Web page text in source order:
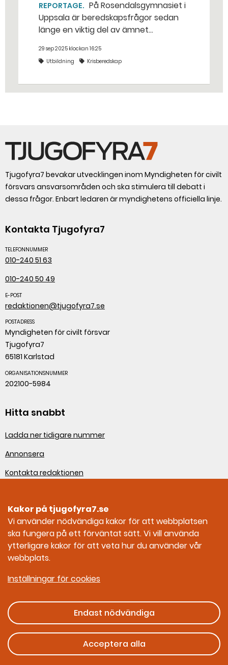
REPORTAGE
Uppsala är beredskapsfrågor sedan
länge en viktig del av ämnet
att inkludera ungdomarna i
totalförsvaret och skapa tillit och
försvarsvilja, säger läraren Karolina
29 sep 2025 klockan 16:25
Utbildning
Krisberedskap
Tjugofyra7 bevakar utvecklingen inom Myndigheten för civilt
försvars ansvarsområden och ska stimulera till debatt i
dessa frågor. Enbart ledaren är myndighetens officiella linje.
Kontakta Tjugofyra7
TELEFONNUMMER
010-240 51 63
010-240 50 49
E-POST
redaktionen@tjugofyra7.se
POSTADRESS
Myndigheten för civilt försvar
Tjugofyra7
65181 Karlstad
ORGANISATIONSNUMMER
202100-5984
Hitta snabbt
Ladda ner tidigare nummer
Annonsera
Kontakta redaktionen
Sociala medier
Tjugofyra7 på Facebook
Tjugofyra7 på Instagram
Ges ut av Myndigheten för civilt försvar
Kakor på tjugofyra7.se
Vi använder nödvändiga kakor för att webbplatsen
ska fungera på ett förväntat sätt. Vi vill använda
ytterligare kakor för att veta hur du använder vår
webbplats.
Inställningar för cookies
Endast nödvändiga
Acceptera alla